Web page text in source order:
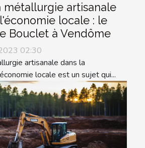
métallurgie artisanale
locale : le
Bouclet à Vendôme
02:30
artisanale dans la
locale est un sujet qui...